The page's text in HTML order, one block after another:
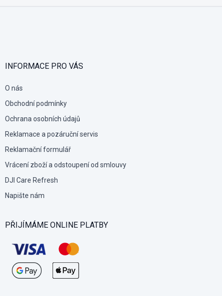
INFORMACE PRO VÁS
O nás
Obchodní podmínky
Ochrana osobních údajů
Reklamace a pozáruční servis
Reklamační formulář
Vrácení zboží a odstoupení od smlouvy
DJI Care Refresh
Napište nám
PŘIJÍMÁME ONLINE PLATBY